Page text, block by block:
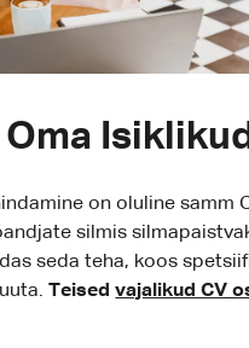
on oluline samm
silmis
seda teha, koos
Teisedvajalikud CV